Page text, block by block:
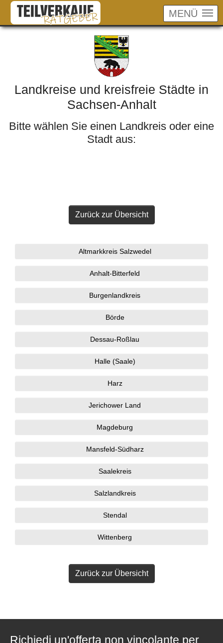
Skip to main content
MENÜ
Landkreise und kreisfreie Städte in
Sachsen-Anhalt
Bitte wählen Sie einen Landkreis oder eine
Stadt aus:
Zurück zur Übersicht
Altmarkkreis Salzwedel
Anhalt-Bitterfeld
Burgenlandkreis
Börde
Dessau-Roßlau
Halle (Saale)
Harz
Jerichower Land
Magdeburg
Mansfeld-Südharz
Saalekreis
Salzlandkreis
Stendal
Wittenberg
Zurück zur Übersicht
Richiedi un'offerta non vincolante per